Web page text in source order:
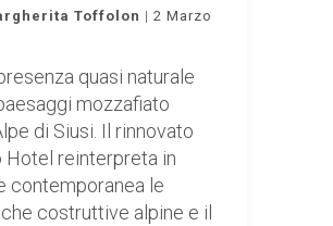
Toffolon
2 Marzo
quasi naturale
mozzafiato
di Siusi. Il rinnovato
Hotel reinterpreta in
contemporanea le
costruttive alpine e il